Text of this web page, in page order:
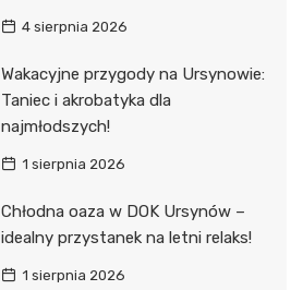
4 sierpnia 2026
Wakacyjne przygody na Ursynowie:
Taniec i akrobatyka dla
najmłodszych!
1 sierpnia 2026
Chłodna oaza w DOK Ursynów –
idealny przystanek na letni relaks!
1 sierpnia 2026